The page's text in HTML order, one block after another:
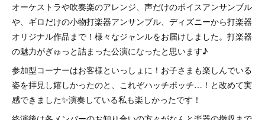
オーケストラや吹奏楽のアレンジ、声だけのボイスアンサンブル
や、ギロだけの小物打楽器アンサンブル、ディズニーから打楽器
オリジナル作品まで！様々なジャンルをお届けしました。打楽器
の魅力がぎゅっと詰まった公演になったと思います♪
参加型コーナーはお客様といっしょに！お子さまも楽しんでいる
姿を拝見し嬉しかったのと、これぞハッチポッチ…！と改めて実
感できました✨演奏している私も楽しかったです！